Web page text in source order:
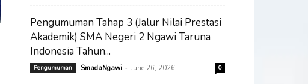
Pengumuman Tahap 3 (Jalur Nilai Prestasi
Akademik) SMA Negeri 2 Ngawi Taruna
Indonesia Tahun...
Pengumuman SmadaNgawi - June 26, 2026 0